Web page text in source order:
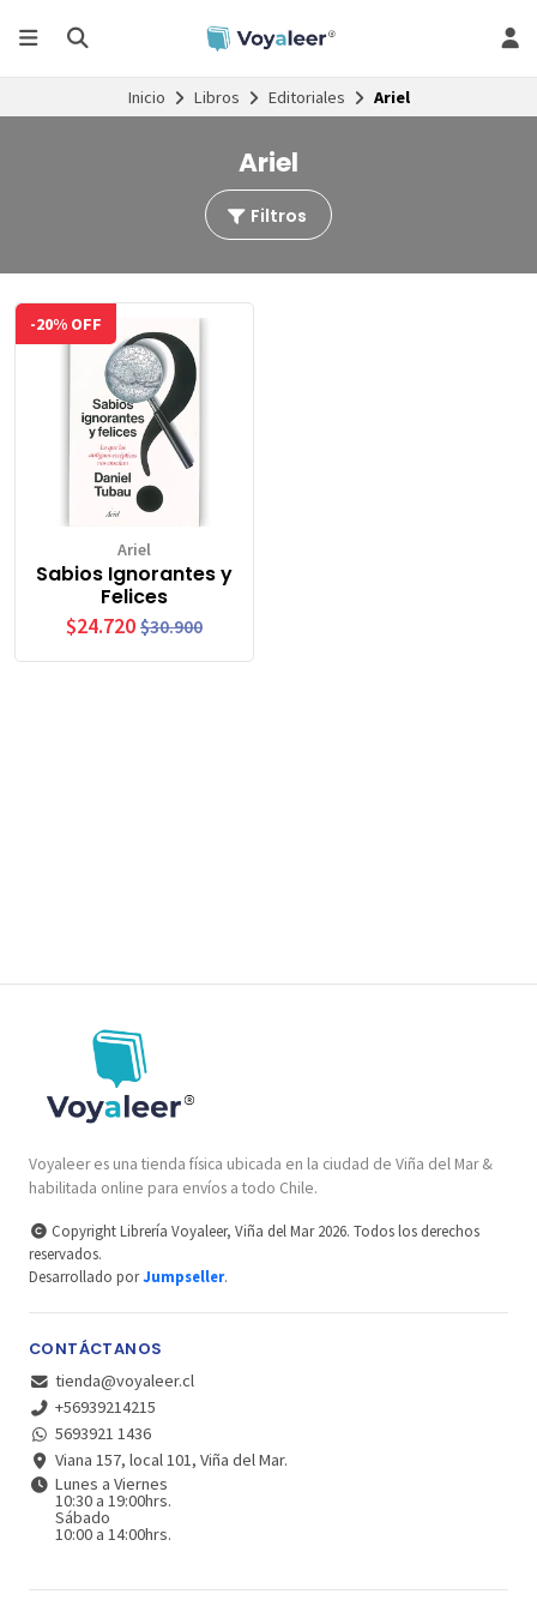
Inicio Libros Editoriales Ariel
Ariel
Filtros
-20% OFF
Ariel
Sabios Ignorantes y
Felices
$24.720 $30.900
Voyaleer es una tienda física ubicada en la ciudad de Viña del Mar &
habilitada online para envíos a todo Chile.
Copyright Librería Voyaleer, Viña del Mar 2026. Todos los derechos
reservados.
Desarrollado porJumpseller.
CONTÁCTANOS
tienda@voyaleer.cl
+56939214215
5693921 1436
Viana 157, local 101, Viña del Mar.
Lunes a Viernes
10:30 a 19:00hrs.
Sábado
10:00 a 14:00hrs.